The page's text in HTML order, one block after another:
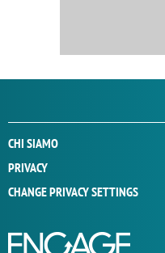
CHI SIAMO
PRIVACY
CHANGE PRIVACY SETTINGS